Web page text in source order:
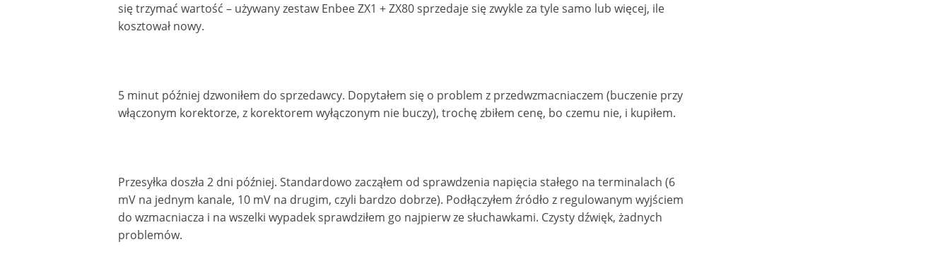
się trzymać wartość – używany zestaw Enbee ZX1 + ZX80 sprzedaje się zwykle za tyle samo lub więcej, ile
kosztował nowy.
5 minut później dzwoniłem do sprzedawcy. Dopytałem się o problem z przedwzmacniaczem (buczenie przy
włączonym korektorze, z korektorem wyłączonym nie buczy), trochę zbiłem cenę, bo czemu nie, i kupiłem.
Przesyłka doszła 2 dni później. Standardowo zacząłem od sprawdzenia napięcia stałego na terminalach (6
mV na jednym kanale, 10 mV na drugim, czyli bardzo dobrze). Podłączyłem źródło z regulowanym wyjściem
do wzmacniacza i na wszelki wypadek sprawdziłem go najpierw ze słuchawkami. Czysty dźwięk, żadnych
problemów.